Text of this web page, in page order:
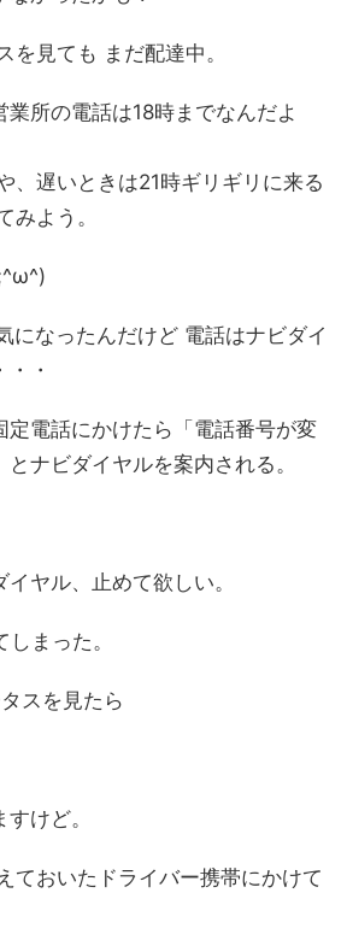
を見ても まだ配達中。
業所の電話は18時までなんだよ
、遅いときは21時ギリギリに来る
みよう。
になったんだけど 電話はナビダイ
・
定電話にかけたら「電話番号が変
ナビダイヤルを案内される。
ヤル、止めて欲しい。
まった。
スを見たら
けど。
ておいたドライバー携帯にかけて